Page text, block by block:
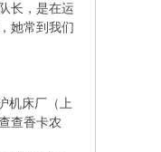
长，是在运
她常到我们
机床厂（上
查香卡农